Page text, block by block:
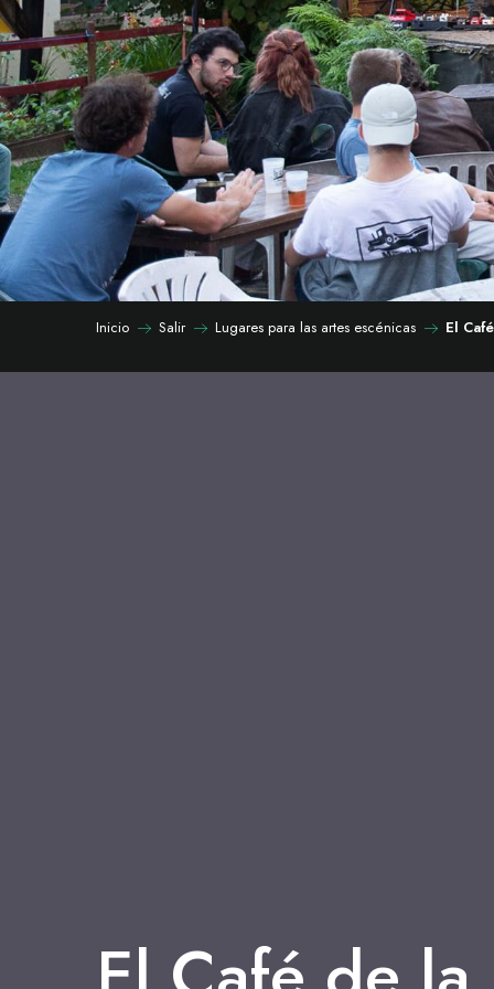
Inicio Salir Lugares para las artes escénicas El